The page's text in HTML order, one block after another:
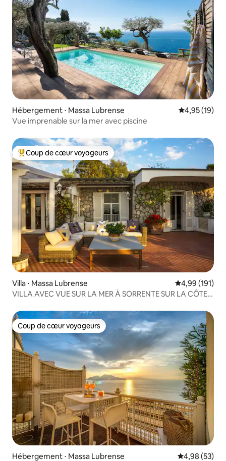
Hébergement ⋅ Massa Lubrense Évaluation
4,95 (19)
Vue imprenable sur la mer avec piscine
Coups de cœur voyageurs les plus appréciés
Coup de cœur voyageurs
Villa ⋅ Massa Lubrense Évaluation
4,99 (191)
VILLA AVEC VUE SUR LA MER À SORRENTE SUR LA CÔTE
Coup de cœur voyageurs
Coup de cœur voyageurs
Hébergement ⋅ Massa Lubrense Évaluation
4,98 (53)